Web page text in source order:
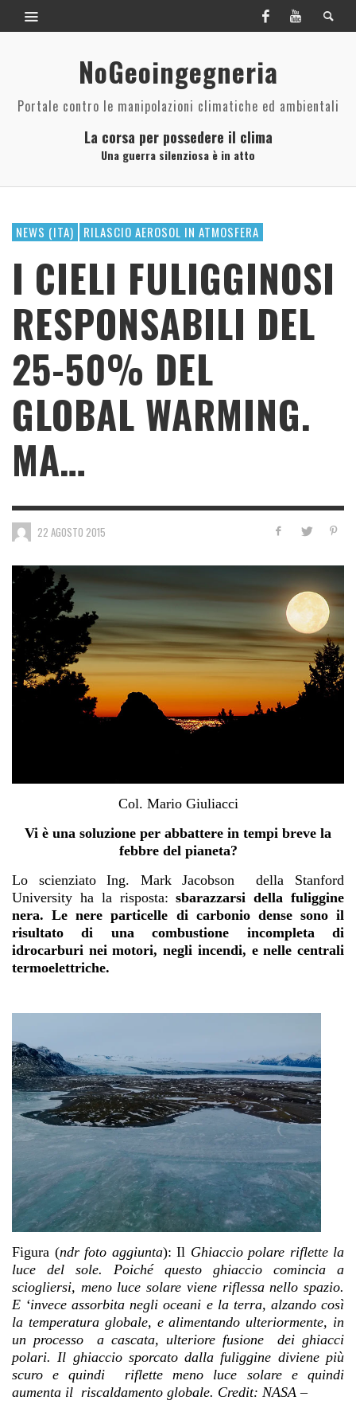
NoGeoingegneria
Portale contro le manipolazioni climatiche ed ambientali
La corsa per possedere il clima
Una guerra silenziosa è in atto
NEWS (ITA) RILASCIO AEROSOL IN ATMOSFERA
I CIELI FULIGGINOSI
RESPONSABILI DEL
25-50% DEL
GLOBAL WARMING.
MA…
22 AGOSTO 2015
Col. Mario Giuliacci
Vi è una soluzione per abbattere in tempi breve la
febbre del pianeta?
Lo scienziato Ing. Mark Jacobson della Stanford
University ha la risposta:sbarazzarsi della fuliggine
nera. Le nere particelle di carbonio dense sono il
risultato di una combustione incompleta di
idrocarburi nei motori, negli incendi, e nelle centrali
termoelettriche.
Figura (ndr foto aggiunta): Il Ghiaccio polare riflette la
luce del sole. Poiché questo ghiaccio comincia a
sciogliersi, meno luce solare viene riflessa nello spazio.
E ‘invece assorbita negli oceani e la terra, alzando così
la temperatura globale, e alimentando ulteriormente, in
un processo a cascata, ulteriore fusione dei ghiacci
polari. Il ghiaccio sporcato dalla fuliggine diviene più
scuro e quindi riflette meno luce solare e quindi
aumenta il riscaldamento globale. Credit: NASA –